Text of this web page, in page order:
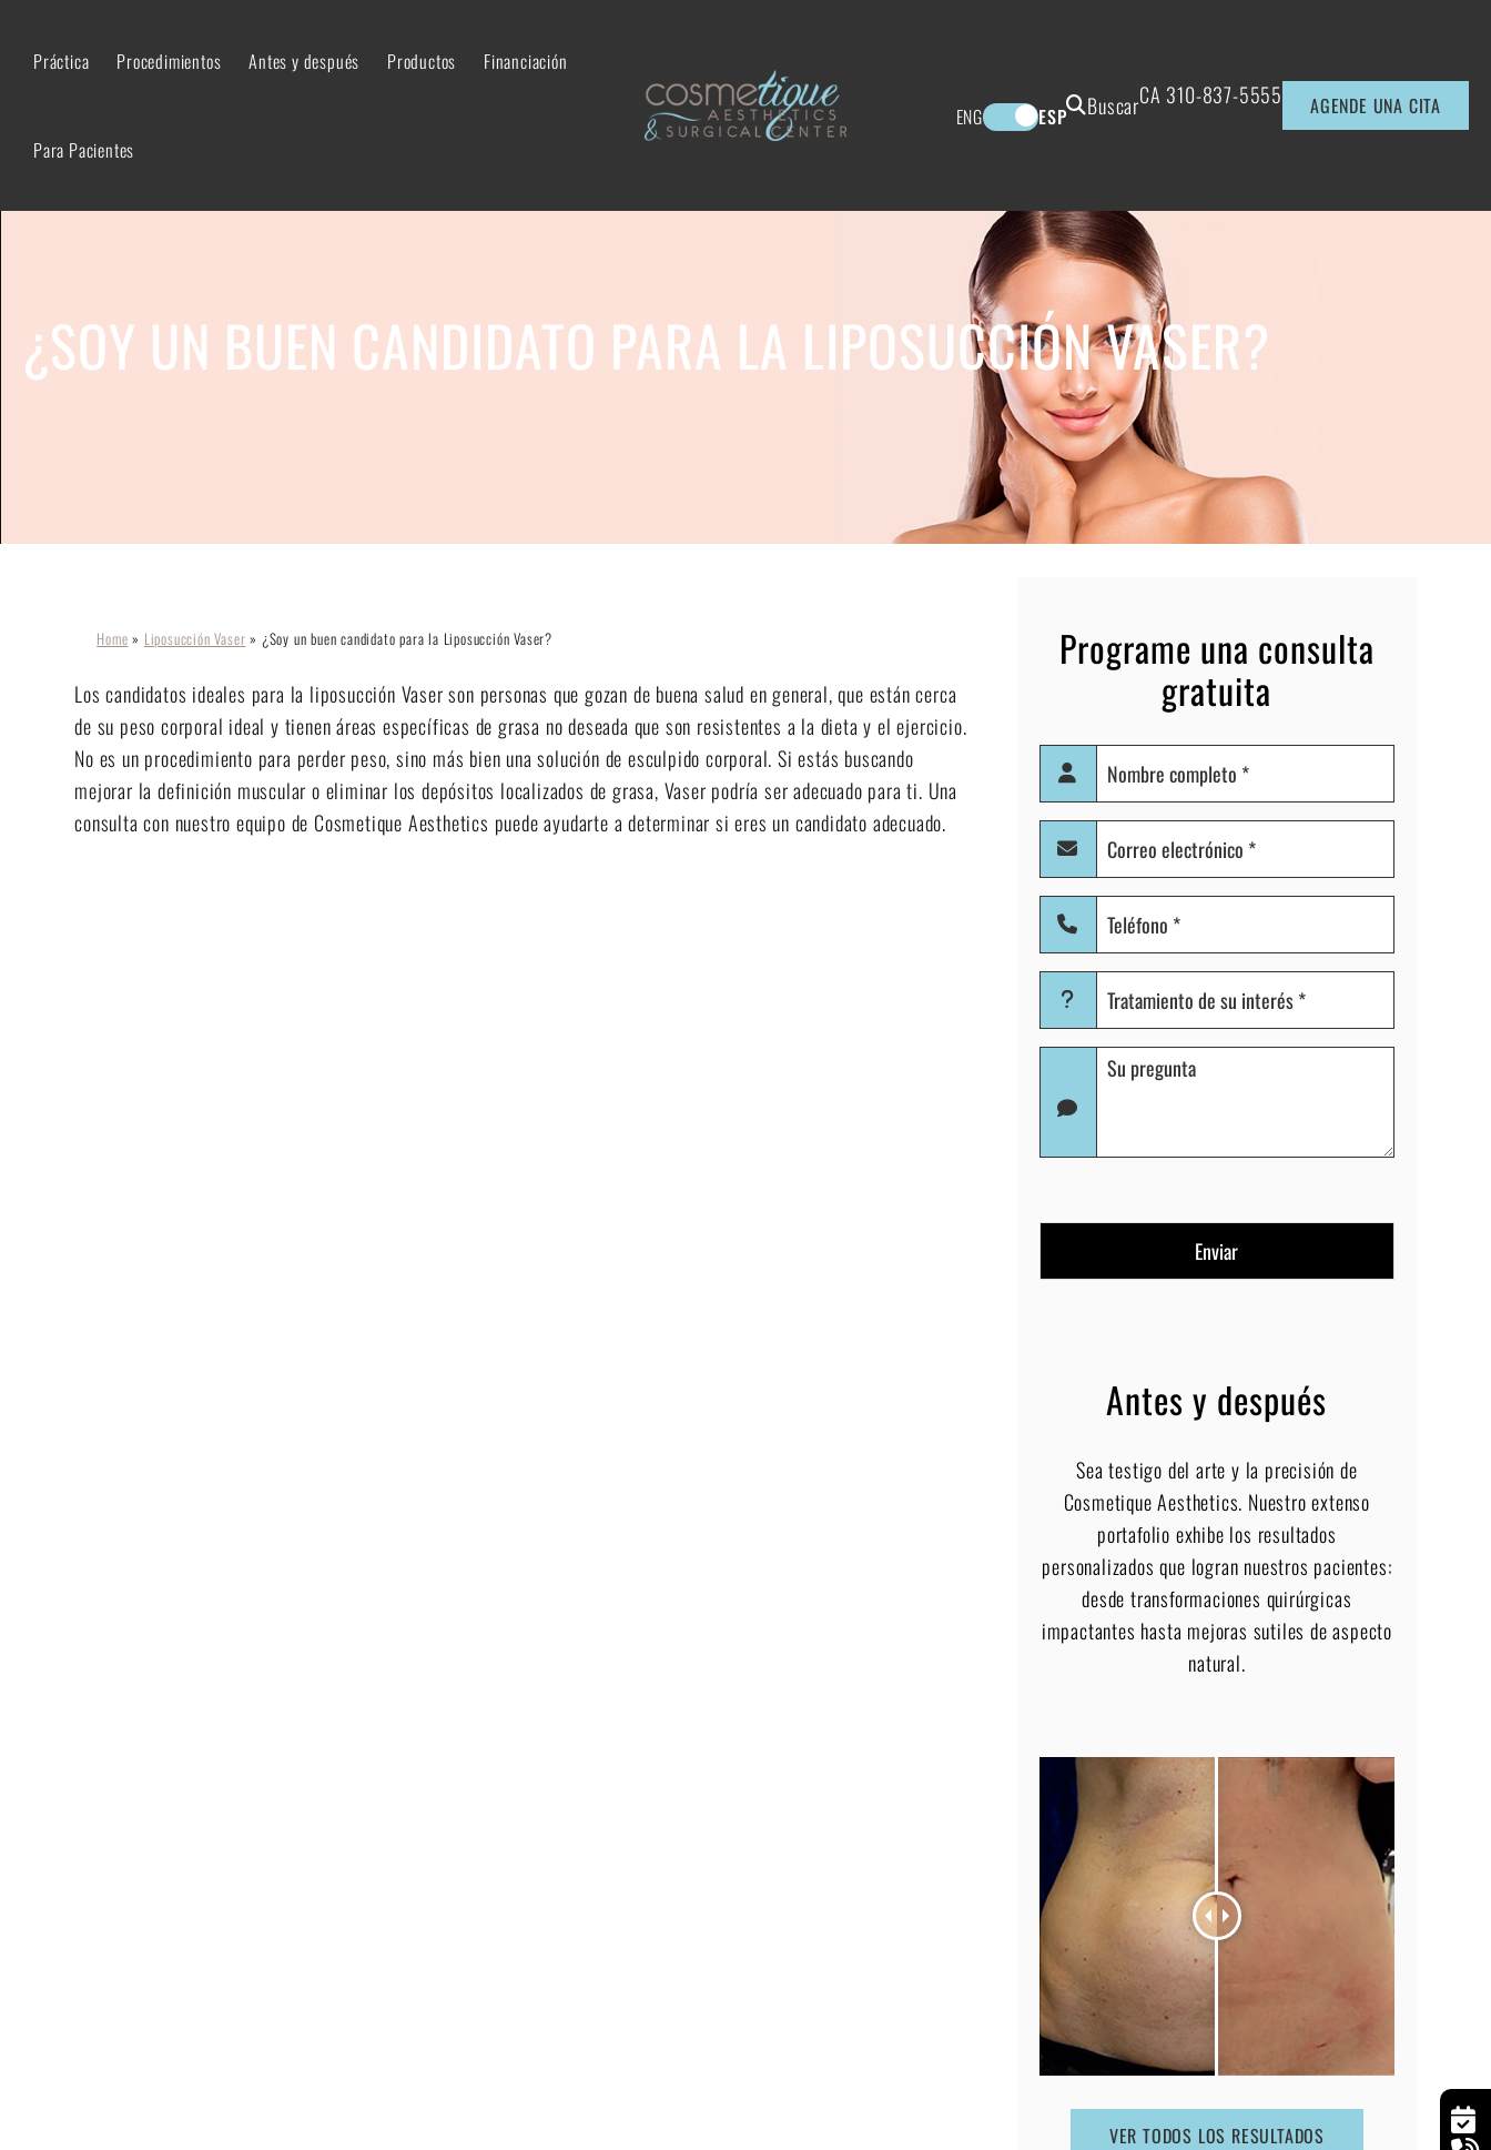
Práctica Procedimientos Antes y después Productos Financiación
Para Pacientes
ENG ESP BuscarCA 310-837-5555 AGENDE UNA CITA
¿SOY UN BUEN CANDIDATO PARA LA LIPOSUCCIÓN VASER?
Home » Liposucción Vaser » ¿Soy un buen candidato para la Liposucción Vaser?
Los candidatos ideales para la liposucción Vaser son personas que gozan de buena salud en general, que están cerca
de su peso corporal ideal y tienen áreas específicas de grasa no deseada que son resistentes a la dieta y el ejercicio.
No es un procedimiento para perder peso, sino más bien una solución de esculpido corporal. Si estás buscando
mejorar la definición muscular o eliminar los depósitos localizados de grasa, Vaser podría ser adecuado para ti. Una
consulta con nuestro equipo de Cosmetique Aesthetics puede ayudarte a determinar si eres un candidato adecuado.
Programe una consulta
gratuita
Nombre
completo
(Obligatorio)
Correo
electrónico
(Obligatorio)
Teléfono
(Obligatorio)
Tratamiento
su
(Obligatorio)
Pregunta
Antes y después
Sea testigo del arte y la precisión de
Cosmetique Aesthetics. Nuestro extenso
portafolio exhibe los resultados
personalizados que logran nuestros pacientes:
desde transformaciones quirúrgicas
impactantes hasta mejoras sutiles de aspecto
natural.
VER TODOS LOS RESULTADOS